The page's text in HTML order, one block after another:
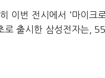
이번 전시에서 ‘마이크
로 출시한 삼성전자는,